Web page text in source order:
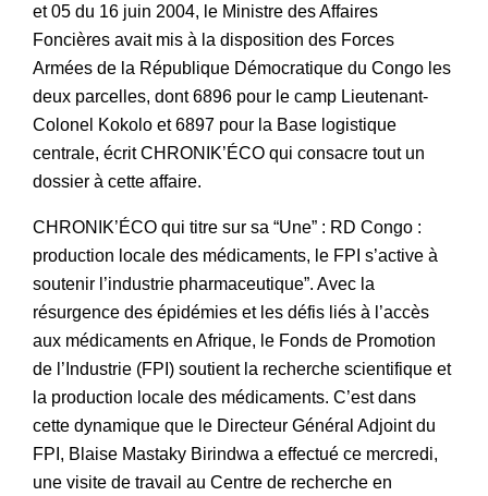
et 05 du 16 juin 2004, le Ministre des Affaires
Foncières avait mis à la disposition des Forces
Armées de la République Démocratique du Congo les
deux parcelles, dont 6896 pour le camp Lieutenant-
Colonel Kokolo et 6897 pour la Base logistique
centrale, écrit CHRONIK’ÉCO qui consacre tout un
dossier à cette affaire.
CHRONIK’ÉCO qui titre sur sa “Une” : RD Congo :
production locale des médicaments, le FPI s’active à
soutenir l’industrie pharmaceutique”. Avec la
résurgence des épidémies et les défis liés à l’accès
aux médicaments en Afrique, le Fonds de Promotion
de l’Industrie (FPI) soutient la recherche scientifique et
la production locale des médicaments. C’est dans
cette dynamique que le Directeur Général Adjoint du
FPI, Blaise Mastaky Birindwa a effectué ce mercredi,
une visite de travail au Centre de recherche en